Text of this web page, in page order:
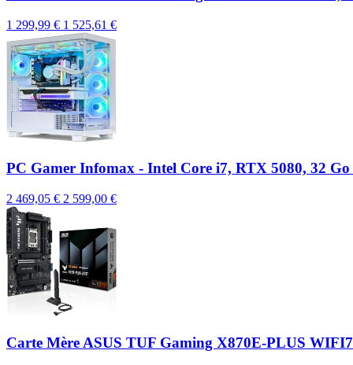
1 299,99 € 1 525,61 €
PC Gamer Infomax - Intel Core i7, RTX 5080, 32
2 469,05 € 2 599,00 €
Carte Mère ASUS TUF Gaming X870E-PLUS